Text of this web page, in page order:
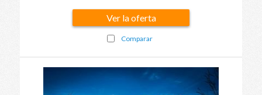
Ver la oferta
Comparar